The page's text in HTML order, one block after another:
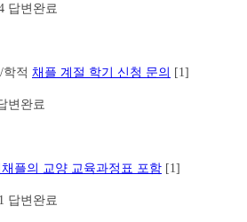
답변완료
학적 채플 계절 학기 신청 문의 [1]
변완료
채플의 교양 교육과정표 포함 [1]
답변완료